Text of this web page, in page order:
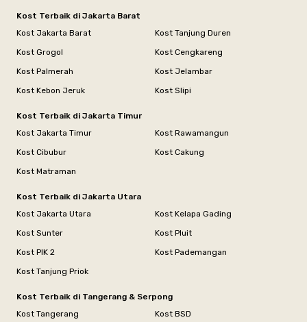
Kost Terbaik di Jakarta Barat
Kost Jakarta Barat
Kost Tanjung Duren
Kost Grogol
Kost Cengkareng
Kost Palmerah
Kost Jelambar
Kost Kebon Jeruk
Kost Slipi
Kost Terbaik di Jakarta Timur
Kost Jakarta Timur
Kost Rawamangun
Kost Cibubur
Kost Cakung
Kost Matraman
Kost Terbaik di Jakarta Utara
Kost Jakarta Utara
Kost Kelapa Gading
Kost Sunter
Kost Pluit
Kost PIK 2
Kost Pademangan
Kost Tanjung Priok
Kost Terbaik di Tangerang & Serpong
Kost Tangerang
Kost BSD